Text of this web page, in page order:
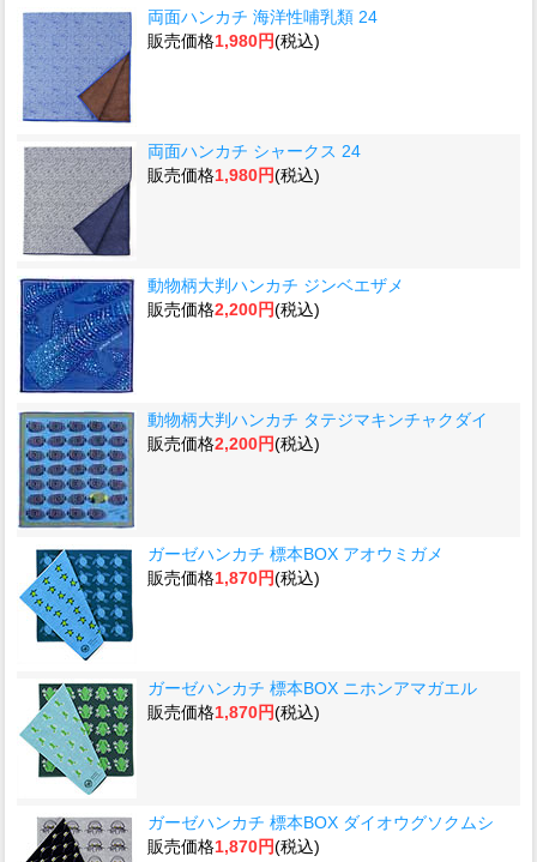
両面ハンカチ 海洋性哺乳類 24
販売価格1,980円(税込)
両面ハンカチ シャークス 24
販売価格1,980円(税込)
動物柄大判ハンカチ ジンベエザメ
販売価格2,200円(税込)
動物柄大判ハンカチ タテジマキンチャクダイ
販売価格2,200円(税込)
ガーゼハンカチ 標本BOX アオウミガメ
販売価格1,870円(税込)
ガーゼハンカチ 標本BOX ニホンアマガエル
販売価格1,870円(税込)
ガーゼハンカチ 標本BOX ダイオウグソクムシ
販売価格1,870円(税込)